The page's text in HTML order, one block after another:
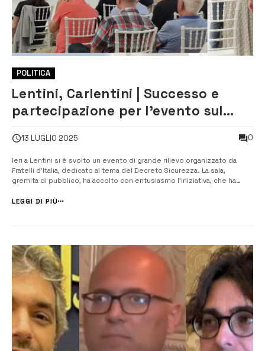
POLITICA
Lentini, Carlentini | Successo e
partecipazione per l’evento sul
Fratelli d’Italia
13 LUGLIO 2025 0
Ieri a Lentini si è svolto un evento di grande rilievo organizzato da
Fratelli d’Italia, dedicato al tema del Decreto Sicurezza. La sala,
gremita di pubblico, ha accolto con entusiasmo l’iniziativa, che ha
dirigenti del partito provenienti da tutta la provincia di Siracusa. L’i...
LEGGI DI PIÙ